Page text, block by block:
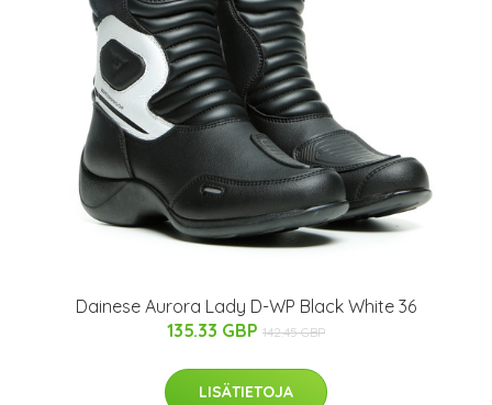
Dainese Aurora Lady D-WP Black White 36
135.33 GBP 142.45 GBP
LISÄTIETOJA